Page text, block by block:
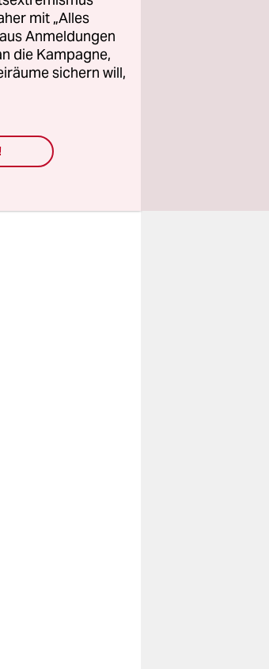
mit „Alles
Anmeldungen
die Kampagne,
sichern will,